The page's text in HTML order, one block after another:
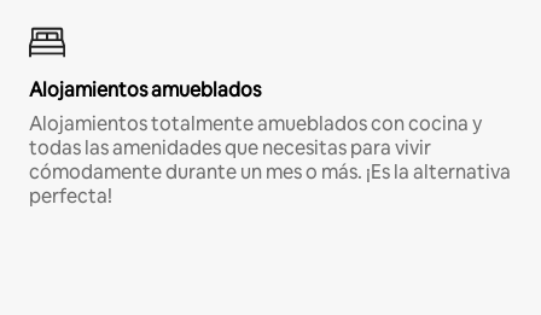
Alojamientos amueblados
Alojamientos totalmente amueblados con cocina y
todas las amenidades que necesitas para vivir
cómodamente durante un mes o más. ¡Es la alternativa
perfecta!